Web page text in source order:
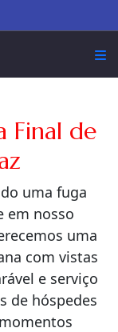
Final de
uma fuga
em nosso
uma
com vistas
e serviço
de hóspedes